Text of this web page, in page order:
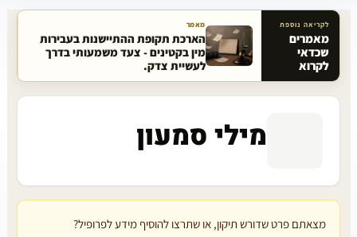
מאמרים קשורים באתר
לקריאה נוספת
מאמרים
שכדאי
לקרוא
מאמר
הארכת תקופת ההתיישנות בעבירות
מין בקטינים - צעד משמעותי בדרך
לעשיית צדק.
מילי סמעון
מצאתם פרט שדורש תיקון, או שתרצו להוסיף מידע לפרופיל?